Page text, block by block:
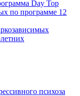
Day Top
по программе 12
психоза